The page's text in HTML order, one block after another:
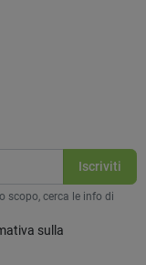
scopo, cerca le info di
sulla